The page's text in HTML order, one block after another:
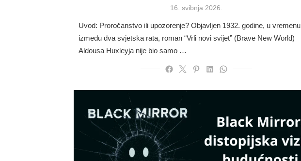
Posted
16. svibnja 2026.
Uvod: Proročanstvo ili upozorenje? Objavljen 1932. godine, u vremenu
između dva svjetska rata, roman “Vrli novi svijet” (Brave New World)
Aldousa Huxleyja nije bio samo …